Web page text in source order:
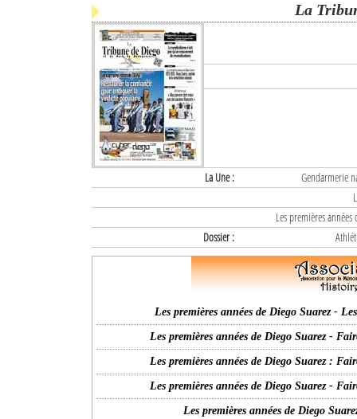
La
La Une :
Gendarmerie
Les premières
Dossier :
Les premières années de Diego Suarez -
Les premières années de Diego Suarez -
Les premières années de Diego Suarez :
Les premières années de Diego Suarez -
Les premières années de Diego